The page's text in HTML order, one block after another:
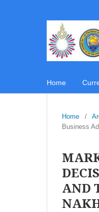
Home
Home /
Business
AND